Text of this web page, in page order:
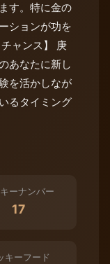
す。特に金の
ションが功を
ャンス】 庚
あなたに新し
を活かしなが
るタイミング
ーナンバー
17
キーフード